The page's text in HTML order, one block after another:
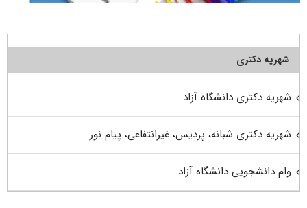
شهریه دکتری
شهریه دکتری دانشگاه آزاد
شهریه دکتری شبانه، پردیس، غیرانتفاعی، پیام نور
وام دانشجویی دانشگاه آزاد